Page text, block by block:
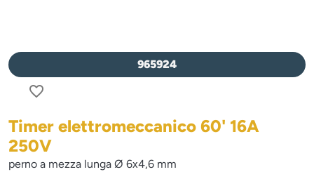
965924
favorite_border
Timer elettromeccanico 60' 16A
250V
perno a mezza lunga Ø 6x4,6 mm